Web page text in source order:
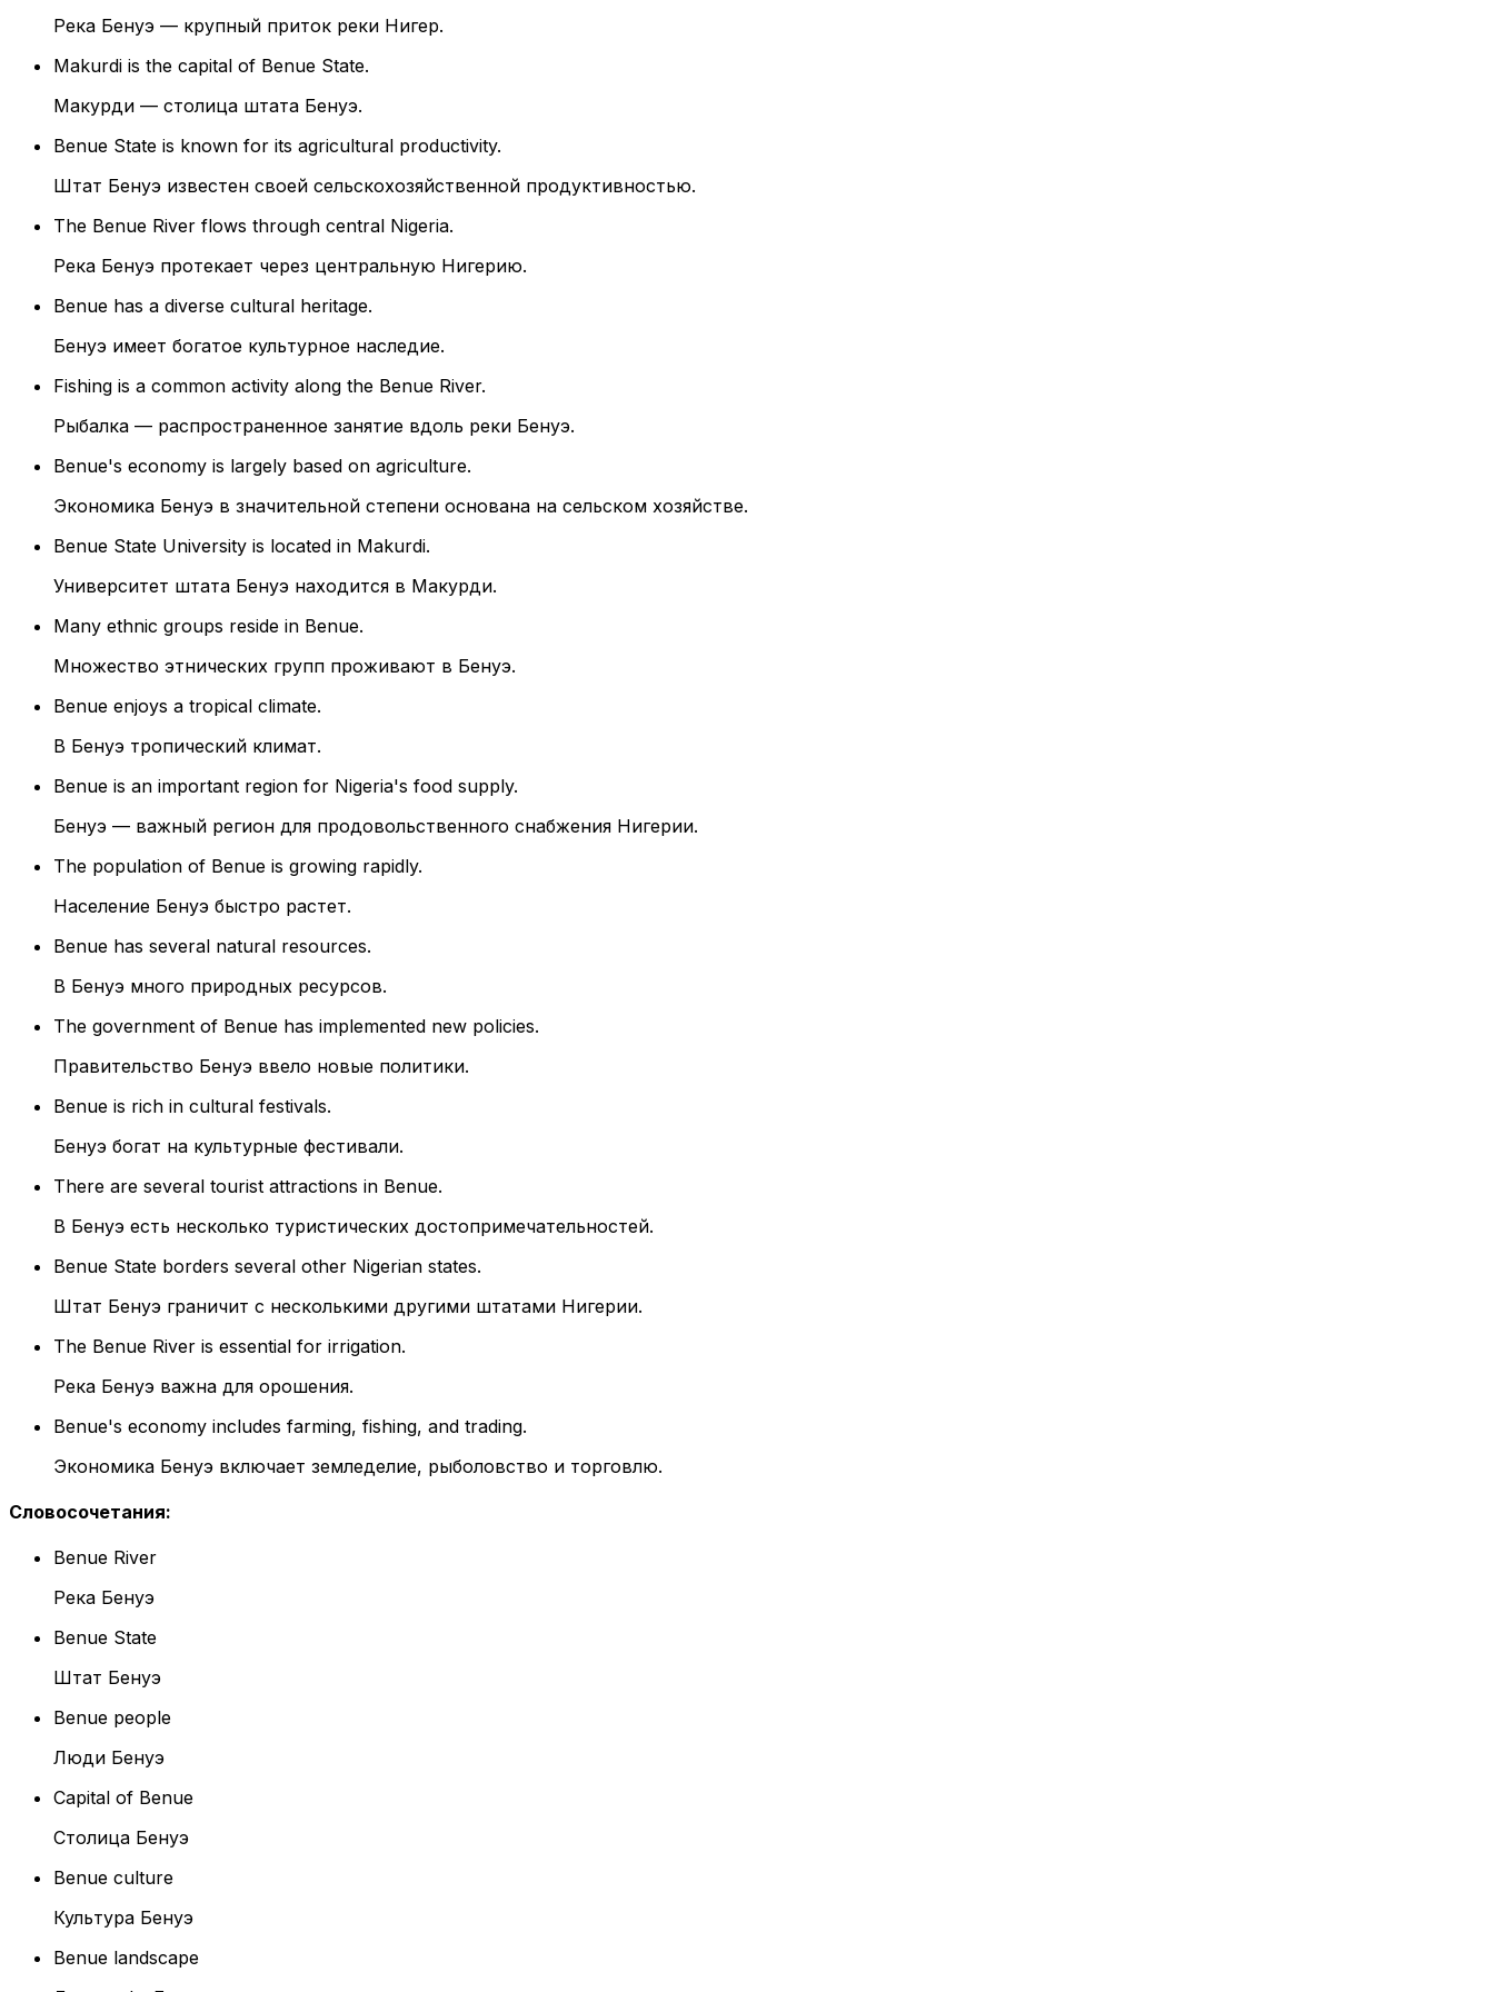
Река Бенуэ — крупный приток реки Нигер.
Makurdi is the capital of Benue State.
Макурди — столица штата Бенуэ.
Benue State is known for its agricultural productivity.
Штат Бенуэ известен своей сельскохозяйственной продуктивностью.
The Benue River flows through central Nigeria.
Река Бенуэ протекает через центральную Нигерию.
Benue has a diverse cultural heritage.
Бенуэ имеет богатое культурное наследие.
Fishing is a common activity along the Benue River.
Рыбалка — распространенное занятие вдоль реки Бенуэ.
Benue's economy is largely based on agriculture.
Экономика Бенуэ в значительной степени основана на сельском хозяйстве.
Benue State University is located in Makurdi.
Университет штата Бенуэ находится в Макурди.
Many ethnic groups reside in Benue.
Множество этнических групп проживают в Бенуэ.
Benue enjoys a tropical climate.
В Бенуэ тропический климат.
Benue is an important region for Nigeria's food supply.
Бенуэ — важный регион для продовольственного снабжения Нигерии.
The population of Benue is growing rapidly.
Население Бенуэ быстро растет.
Benue has several natural resources.
В Бенуэ много природных ресурсов.
The government of Benue has implemented new policies.
Правительство Бенуэ ввело новые политики.
Benue is rich in cultural festivals.
Бенуэ богат на культурные фестивали.
There are several tourist attractions in Benue.
В Бенуэ есть несколько туристических достопримечательностей.
Benue State borders several other Nigerian states.
Штат Бенуэ граничит с несколькими другими штатами Нигерии.
The Benue River is essential for irrigation.
Река Бенуэ важна для орошения.
Benue's economy includes farming, fishing, and trading.
Экономика Бенуэ включает земледелие, рыболовство и торговлю.
Словосочетания:
Benue River
Река Бенуэ
Benue State
Штат Бенуэ
Benue people
Люди Бенуэ
Capital of Benue
Столица Бенуэ
Benue culture
Культура Бенуэ
Benue landscape